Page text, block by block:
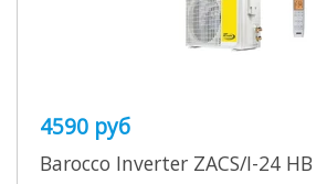
4590 руб
Barocco Inverter ZACS/I-24 HB